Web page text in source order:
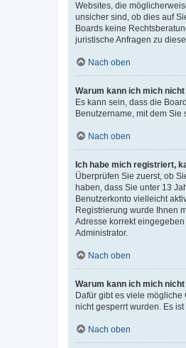
Websites, die
unsicher sind, ob dies auf
Boards keine
juristische Anfragen zu
Nach oben
Warum kann ich mich
Es kann sein, dass die
Benutzername, mit dem
Nach oben
Ich habe mich registriert,
Überprüfen Sie zuerst, ob
haben, dass Sie unter 13
Benutzerkonto vielleicht
Registrierung wurde Ihnen
Adresse korrekt
Administrator.
Nach oben
Warum kann ich mich
Dafür gibt es viele
nicht gesperrt wurden. Es
Nach oben